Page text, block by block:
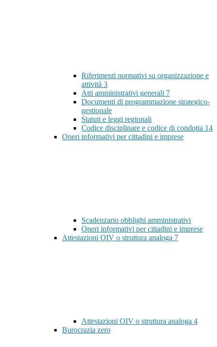
Riferimenti normativi su organizzazione e
attività 3
Atti amministrativi generali 7
Documenti di programmazione strategico-
gestionale
Statuti e leggi regionali
Codice disciplinare e codice di condotta 14
Oneri informativi per cittadini e imprese
Scadenzario obblighi amministrativi
Oneri informativi per cittadini e imprese
Attestazioni OIV o struttura analoga 7
Attestazioni OIV o struttura analoga 4
Burocrazia zero